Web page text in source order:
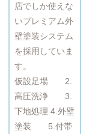
店でしか使えな
いプレミアム外
壁塗装システム
を採用していま
す。
仮設足場 2.
高圧洗浄 3.
下地処理 4.外壁
塗装 5.付帯